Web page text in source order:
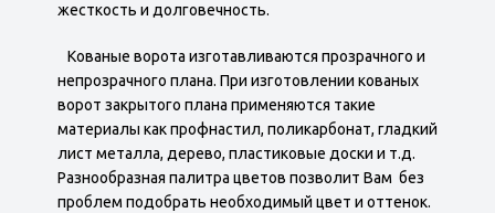
жесткость и долговечность.
Кованые ворота изготавливаются прозрачного и
непрозрачного плана. При изготовлении кованых
ворот закрытого плана применяются такие
материалы как профнастил, поликарбонат, гладкий
лист металла, дерево, пластиковые доски и т.д.
Разнообразная палитра цветов позволит Вам без
проблем подобрать необходимый цвет и оттенок.